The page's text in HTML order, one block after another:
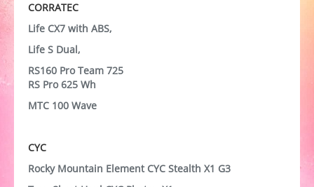
CORRATEC
Life CX7 with ABS,
Life S Dual,
RS160 Pro Team 725
RS Pro 625 Wh
MTC 100 Wave
CYC
Rocky Mountain Element CYC Stealth X1 G3